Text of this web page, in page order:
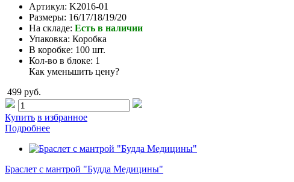
Артикул: K2016-01
Размеры: 16/17/18/19/20
На складе: Есть в наличии
Упаковка: Коробка
В коробке: 100 шт.
Кол-во в блоке: 1
Как уменьшить цену?
499 руб.
Купить в избранное
Подробнее
Браслет с мантрой "Будда Медицины"